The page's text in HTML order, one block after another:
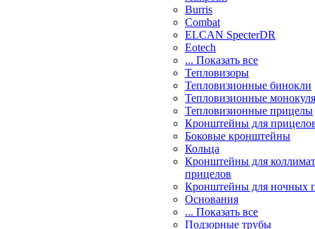
Burris
Combat
ELCAN SpecterDR
Eotech
... Показать все
Тепловизоры
Тепловизионные бинокли
Тепловизионные
Тепловизионные прицелы
Кронштейны для
Боковые кронштейны
Кольца
Кронштейны для
прицелов
Кронштейны для ночных
Основания
... Показать все
Подзорные трубы